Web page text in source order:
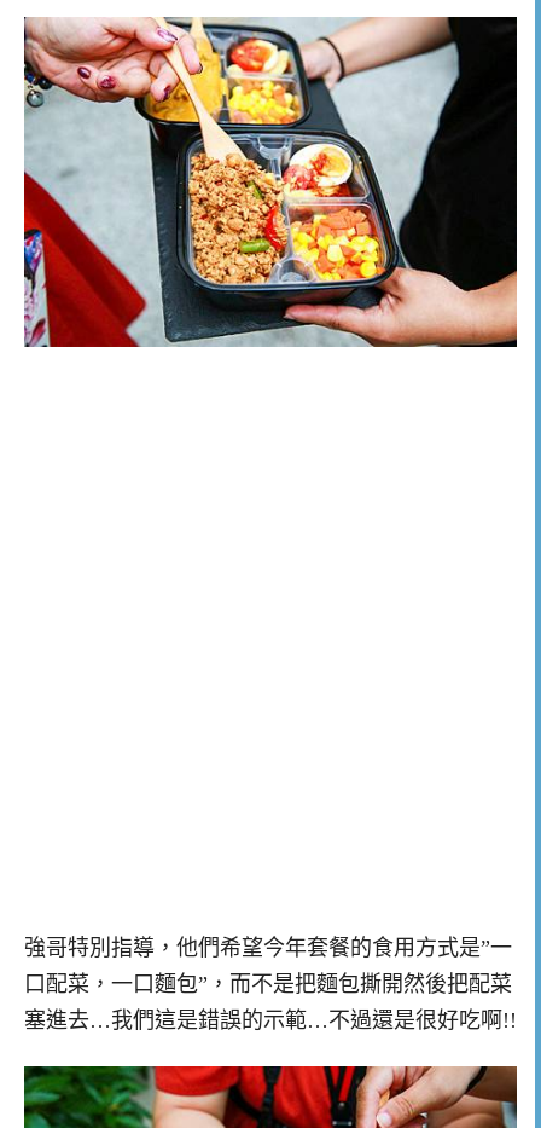
強哥特別指導，他們希望今年套餐的食用方式是”一
口配菜，一口麵包”，而不是把麵包撕開然後把配菜
塞進去…我們這是錯誤的示範…不過還是很好吃啊!!